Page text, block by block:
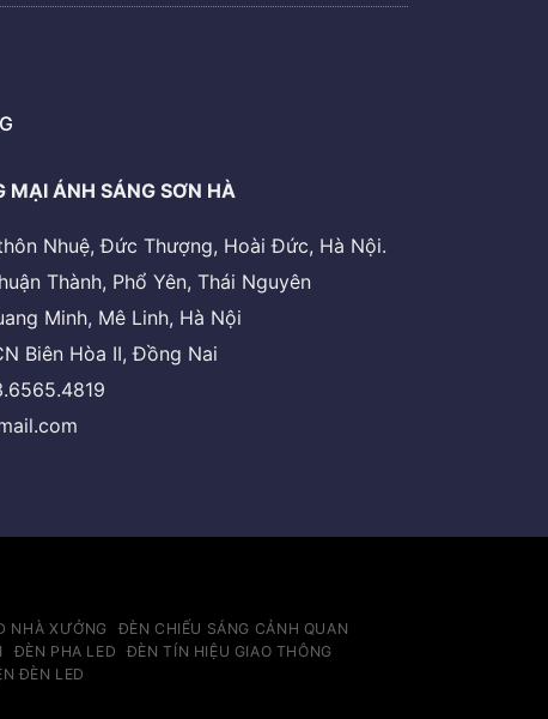
ÁNH SÁNG SƠN HÀ
Nhuệ, Đức Thượng, Hoài Đức, Hà Nội.
Thành, Phổ Yên, Thái Nguyên
Minh, Mê Linh, Hà Nội
Biên Hòa II, Đồng Nai
NHÀ XƯỞNG
ĐÈN CHIẾU SÁNG CẢNH QUAN
ĐÈN PHA LED
ĐÈN TÍN HIỆU GIAO THÔNG
ĐÈN LED